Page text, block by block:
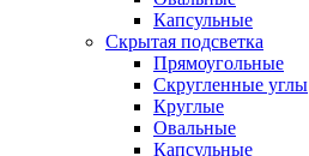
Капсульные
Скрытая подсветка
Прямоугольные
Скругленные углы
Круглые
Овальные
Капсульные